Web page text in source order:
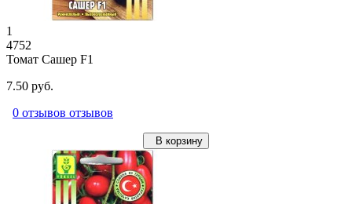
1
4752
Томат Сашер F1
7.50 руб.
0 отзывов отзывов
В корзину